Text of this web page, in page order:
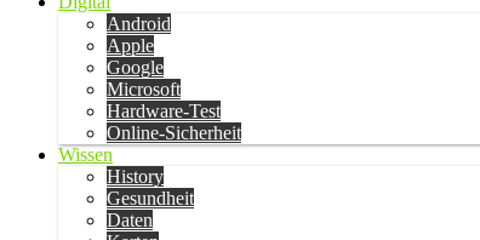
Android
Apple
Google
Microsoft
Hardware-Test
Online-Sicherheit
Wissen
History
Gesundheit
Daten